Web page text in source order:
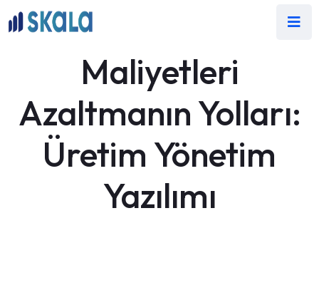
Maliyetleri
Azaltmanın Yolları:
Üretim Yönetim
Yazılımı